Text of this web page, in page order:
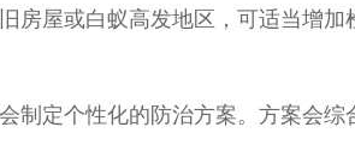
房屋或白蚁高发地区，可适当增加
制定个性化的防治方案。方案会